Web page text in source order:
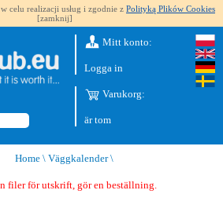
celu realizacji usług i zgodnie z Polityką Plików Cookies
[zamknij]
Mitt konto:
Logga in
Varukorg:
är tom
Home\ Väggkalender\
filer för utskrift, gör en beställning.